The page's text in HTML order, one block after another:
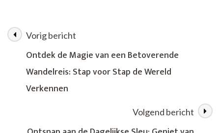
Ticket
naar
Berichtnavigatie
Vorig bericht
Ontdek de Magie van een Betoverende
Wandelreis: Stap voor Stap de Wereld
Verkennen
Volgend bericht